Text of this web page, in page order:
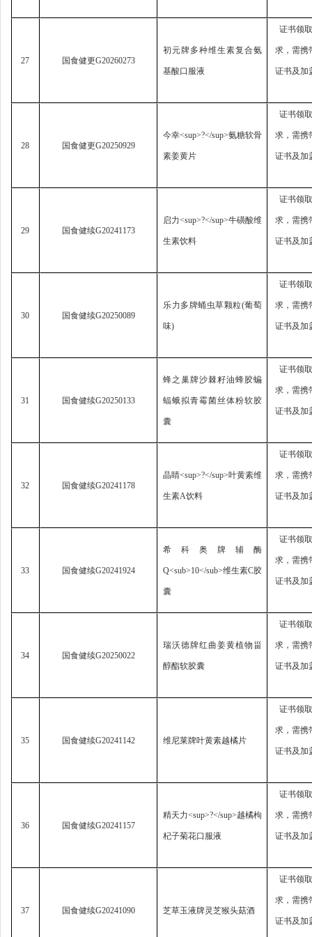
27 国食健更G20260273
初元牌多种维生素复合氨
基酸口服液
证书领
求， 需携
证书及加
28 国食健更G20250929
今幸<sup>?</sup>氨糖软骨
素姜黄片
证书领
求， 需携
证书及加
29 国食健续G20241173
启力<sup>?</sup>牛磺酸维
生素饮料
证书领
求， 需携
证书及加
30 国食健续G20250089
乐力多牌蛹虫草颗粒(葡萄
味)
证书领
求， 需携
证书及加
31 国食健续G20250133
蜂之巢牌沙棘籽油蜂胶蝙
蝠蛾拟青霉菌丝体粉软胶
囊
证书领
求， 需携
证书及加
32 国食健续G20241178
晶睛<sup>?</sup>叶黄素维
生素A饮料
证书领
求， 需携
证书及加
33 国食健续G20241924
希科奥牌辅酶
Q<sub>10</sub>维生素C胶
囊
证书领
求， 需携
证书及加
34 国食健续G20250022
瑞沃德牌红曲姜黄植物甾
醇酯软胶囊
证书领
求， 需携
证书及加
35 国食健续G20241142 维尼莱牌叶黄素越橘片
证书领
求， 需携
证书及加
36 国食健续G20241157
精天力<sup>?</sup>越橘枸
杞子菊花口服液
证书领
求， 需携
证书及加
37 国食健续G20241090 芝草玉液牌灵芝猴头菇酒
证书领
求， 需携
证书及加